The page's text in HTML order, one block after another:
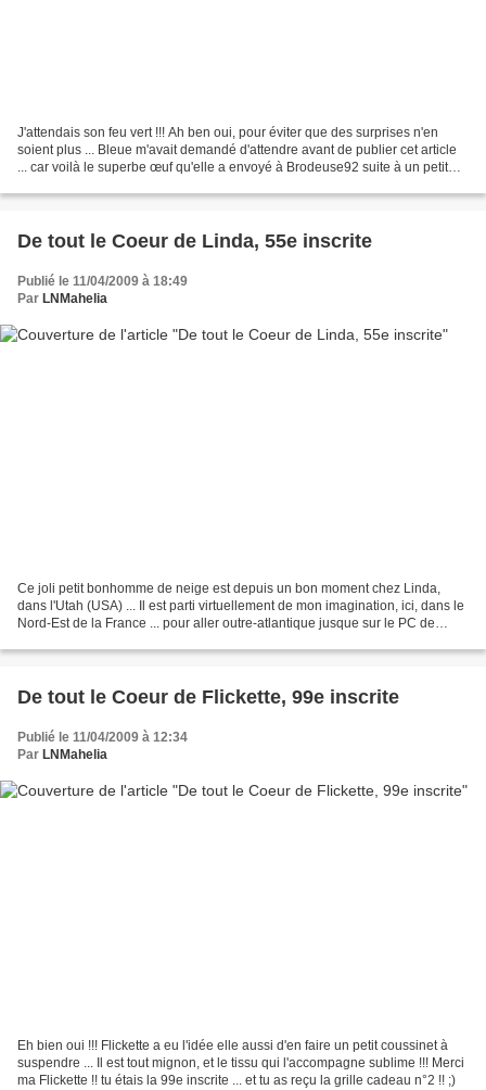
J'attendais son feu vert !!! Ah ben oui, pour éviter que des surprises n'en
soient plus ... Bleue m'avait demandé d'attendre avant de publier cet article
... car voilà le superbe œuf qu'elle a envoyé à Brodeuse92 suite à un petit
De tout le Coeur de Linda, 55e inscrite
Publié le 11/04/2009 à 18:49
Par LNMahelia
Ce joli petit bonhomme de neige est depuis un bon moment chez Linda,
dans l'Utah (USA) ... Il est parti virtuellement de mon imagination, ici, dans le
Nord-Est de la France ... pour aller outre-atlantique jusque sur le PC de
De tout le Coeur de Flickette, 99e inscrite
Publié le 11/04/2009 à 12:34
Par LNMahelia
Eh bien oui !!! Flickette a eu l'idée elle aussi d'en faire un petit coussinet à
suspendre ... Il est tout mignon, et le tissu qui l'accompagne sublime !!! Merci
ma Flickette !! tu étais la 99e inscrite ... et tu as reçu la grille cadeau n°2 !! ;)